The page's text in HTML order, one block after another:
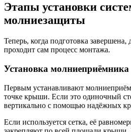
Этапы установки
молниезащиты
Теперь, когда подготовка завершена,
проходит сам процесс монтажа.
Установка молниеприёмника
Первым устанавливают
точке крыши. Если это одиночный
вертикально с помощью надёжных
Если используется сетка, её